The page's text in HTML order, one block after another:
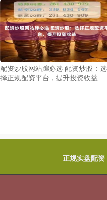
配资炒股网站蹿必选 配资炒股：选
择正规配资平台，提升投资收益
正规实盘配资